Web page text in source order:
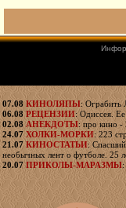
07.08 КИНОЛЯПЫ: Ограбить
06.08 РЕЦЕНЗИИ: Одиссея.
02.08 АНЕКДОТЫ: про кино -
24.07 ХОЛКИ-МОРКИ: 223
21.07 КИНОСТАТЬИ: Спасший
необычных лент о футболе. 25
20.07 ПРИКОЛЫ-МАРАЗМЫ: